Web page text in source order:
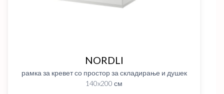
NORDLI
рамка за кревет со простор за складирање и душек
140x200 см